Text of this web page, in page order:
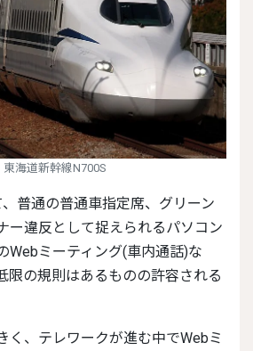
東海道新幹線N700S
ー違反として捉えられるパソコン
Webミーティング(車内通話)な
限の規則はあるものの許容される